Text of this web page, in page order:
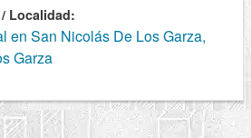
Localidad:
en San Nicolás De Los Garza,
Garza